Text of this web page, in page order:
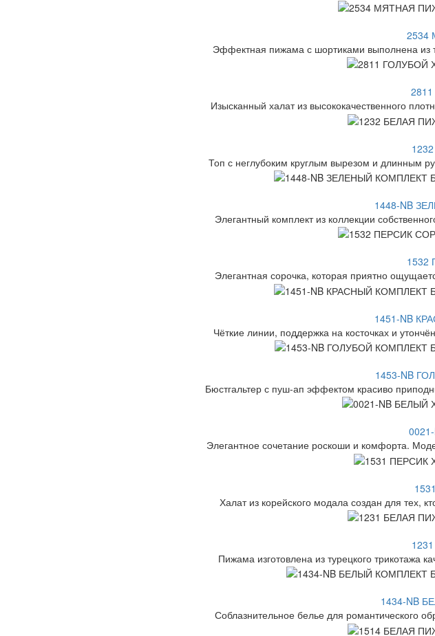
Эффектная пижама с шортиками выполнена из
Изысканный халат из высококачественного
Топ с неглубоким круглым вырезом и длинным
1448-NB
Элегантный комплект из коллекции
1532
Элегантная сорочка, которая приятно
1451-NB
Чёткие линии, поддержка на косточках и
1453-NB
Бюстгальтер с пуш-ап эффектом красиво
Элегантное сочетание роскоши и комфорта.
Халат из корейского модала создан для тех,
Пижама изготовлена из турецкого трикотажа
1434-NB
Соблазнительное белье для романтического